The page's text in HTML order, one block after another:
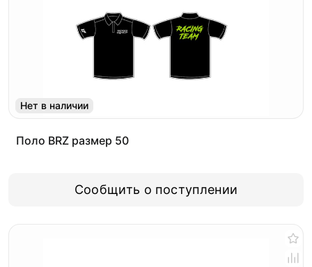
Нет в наличии
Поло BRZ размер 50
Сообщить о поступлении